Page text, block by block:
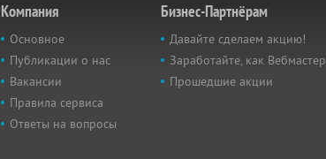
Компания
Основное
Публикации о нас
Вакансии
Правила сервиса
Ответы на вопросы
Бизнес-Партнёрам
Давайте сделаем акцию!
Заработайте, как Вебмастер
Прошедшие акции